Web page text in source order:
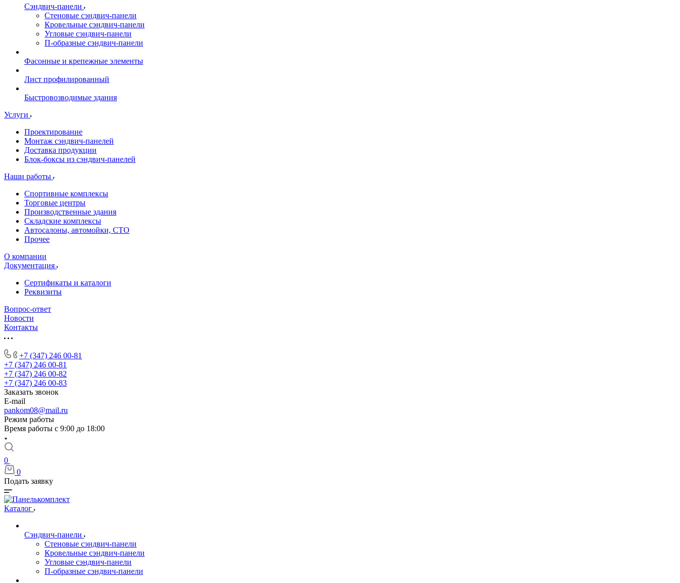
Сэндвич-панели
Стеновые сэндвич-панели
Кровельные сэндвич-панели
Угловые сэндвич-панели
П-образные сэндвич-панели
Фасонные и крепежные элементы
Лист профилированный
Быстровозводимые здания
Услуги
Проектирование
Монтаж сэндвич-панелей
Доставка продукции
Блок-боксы из сэндвич-панелей
Наши работы
Спортивные комплексы
Торговые центры
Производственные здания
Складские комплексы
Автосалоны, автомойки, СТО
Прочее
О компании
Документация
Сертификаты и каталоги
Реквизиты
Вопрос-ответ
Новости
Контакты
+7 (347) 246 00-81
+7 (347) 246 00-81
+7 (347) 246 00-82
+7 (347) 246 00-83
Заказать звонок
E-mail
pankom08@mail.ru
Режим работы
Время работы с 9:00 до 18:00
0
0
Подать заявку
Каталог
Сэндвич-панели
Стеновые сэндвич-панели
Кровельные сэндвич-панели
Угловые сэндвич-панели
П-образные сэндвич-панели